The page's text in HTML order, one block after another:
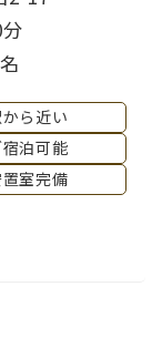
ら近い
宿泊可能
室完備